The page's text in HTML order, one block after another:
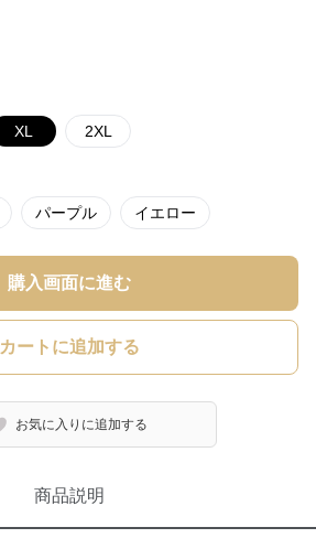
XL 2XL
パープル イエロー
購入画面に進む
カートに追加する
お気に入りに追加する
商品説明